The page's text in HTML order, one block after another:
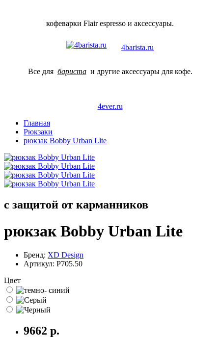
кофеварки Flair espresso и аксессуары.
4barista.ru
Все для баристаи другие аксессуары для кофе.
4ever.ru
Главная
Рюкзаки
рюкзак Bobby Urban Lite
с защитой от карманников
рюкзак Bobby Urban Lite
Бренд: XD Design
Артикул: P705.50
Цвет
9662 р.